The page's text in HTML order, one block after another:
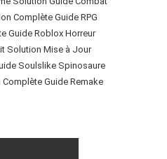
Complète Guide RPG
Guide Roblox Horreur
Solution Mise à Jour
Soulslike Spinosaure
Guide Remake